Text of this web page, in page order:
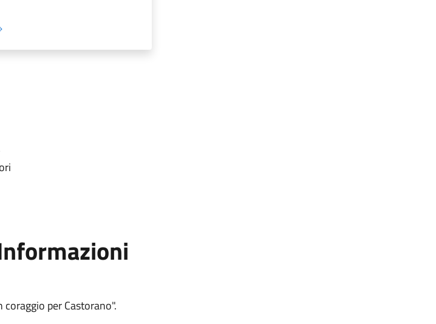
per Castorano".